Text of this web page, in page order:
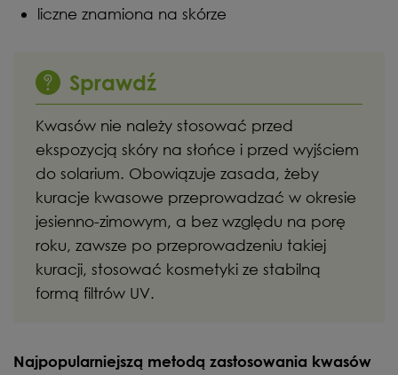
liczne znamiona na skórze
Sprawdź
Kwasów nie należy stosować przed
ekspozycją skóry na słońce i przed wyjściem
do solarium. Obowiązuje zasada, żeby
kuracje kwasowe przeprowadzać w okresie
jesienno-zimowym, a bez względu na porę
roku, zawsze po przeprowadzeniu takiej
kuracji, stosować kosmetyki ze stabilną
formą filtrów UV.
Najpopularniejszą metodą zastosowania kwasów